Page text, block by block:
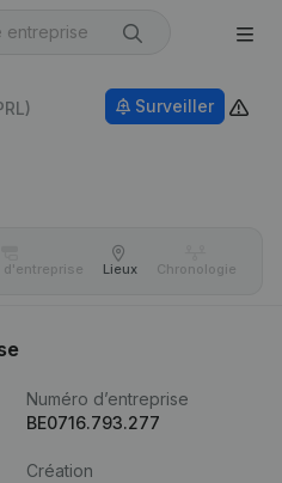
Surveiller
d'entreprise Lieux Chronologie
Numéro d’entreprise
BE0716.793.277
Création